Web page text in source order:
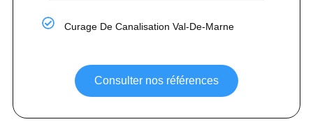
Curage De Canalisation Val-De-Marne
Consulter nos références